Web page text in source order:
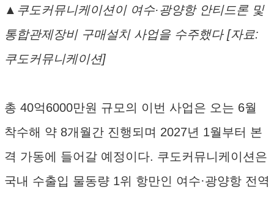
▲쿠도커뮤니케이션이 여수·광양항 안티드론 및
통합관제장비 구매설치 사업을 수주했다 [자료:
쿠도커뮤니케이션]
총 40억6000만원 규모의 이번 사업은 오는 6월
착수해 약 8개월간 진행되며 2027년 1월부터 본
격 가동에 들어갈 예정이다. 쿠도커뮤니케이션은
국내 수출입 물동량 1위 항만인 여수·광양항 전역